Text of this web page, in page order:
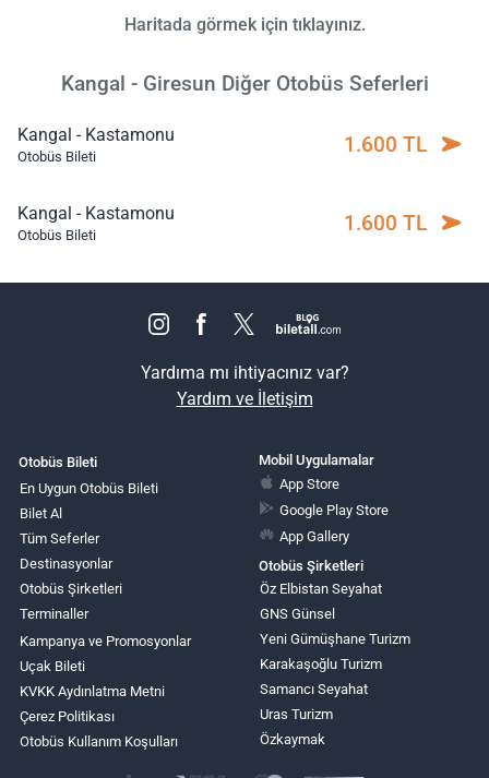
Haritada görmek için tıklayınız.
Kangal - Giresun Diğer Otobüs Seferleri
Kangal - Kastamonu
Otobüs Bileti 1.600 TL
Kangal - Kastamonu
Otobüs Bileti 1.600 TL
Yardıma mı ihtiyacınız var?
Yardım ve İletişim
Otobüs Bileti
En Uygun Otobüs Bileti
Bilet Al
Tüm Seferler
Destinasyonlar
Otobüs Şirketleri
Terminaller
Kampanya ve Promosyonlar
Uçak Bileti
KVKK Aydınlatma Metni
Çerez Politikası
Otobüs Kullanım Koşulları
Mobil Uygulamalar
App Store
Google Play Store
App Gallery
Otobüs Şirketleri
Öz Elbistan Seyahat
GNS Günsel
Yeni Gümüşhane Turizm
Karakaşoğlu Turizm
Samancı Seyahat
Uras Turizm
Özkaymak